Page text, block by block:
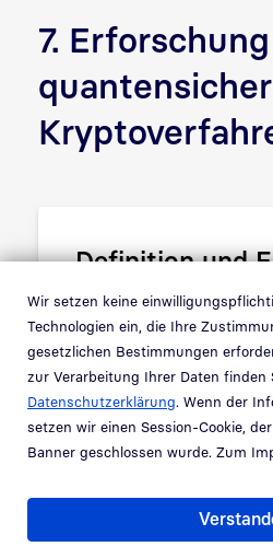
Wir setzen keine
Technologien ein, die Ihre
gesetzlichen Bestimmungen
zur Verarbeitung Ihrer Daten finden
Datenschutzerklärung. Wenn der
setzen wir einen Session-Cookie,
Banner geschlossen wurde. Zum
7.
Definition und
Weltweit laufen
Quantentechnologien mit
praxisnaher IT-
Verfahren und
Unternehmen und
machen.